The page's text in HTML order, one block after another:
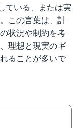
ている、または実
この言葉は、計
状況や制約を考
理想と現実のギ
ることが多いで